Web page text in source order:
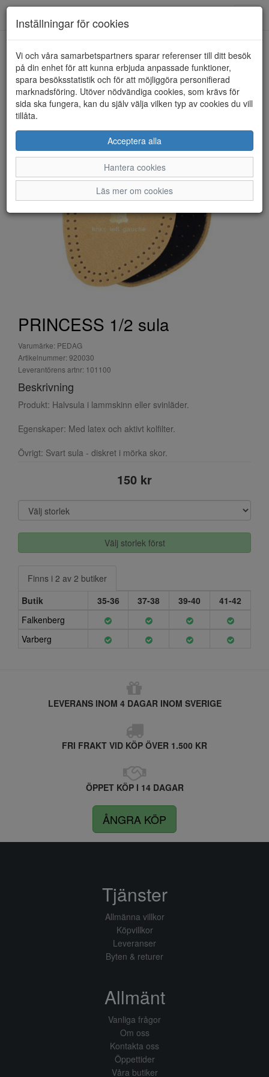
HEM PEDAG
PRINCESS 1/2 sula
Varumärke: PEDAG
Artikelnummer: 920030
Leverantörens artnr: 101100
Beskrivning
Produkt: Halvsula i lammskinn eller svinläder.
Egenskaper: Med latex och aktivt kolfilter.
Övrigt: Svart sula - diskret i mörka skor.
150 kr
Välj storlek först
Finns i 2 av 2 butiker
Butik
35-36 37-38 39-40
41-42
Falkenberg
Varberg
LEVERANS INOM 4 DAGAR INOM SVERIGE
FRI FRAKT VID KÖP ÖVER 1.500 KR
ÖPPET KÖP I 14 DAGAR
ÅNGRA KÖP
Inställningar för cookies
Vi och våra samarbetspartners sparar referenser till ditt besök
på din enhet för att kunna erbjuda anpassade funktioner,
spara besöksstatistik och för att möjliggöra personifierad
marknadsföring. Utöver nödvändiga cookies, som krävs för
sida ska fungera, kan du själv välja vilken typ av cookies du vill
tillåta.
Acceptera alla
Hantera cookies
Läs mer om cookies
Tjänster
Allmänna villkor
Köpvillkor
Leveranser
Byten & returer
Allmänt
Vanliga frågor
Om oss
Kontakta oss
Öppettider
Våra butiker